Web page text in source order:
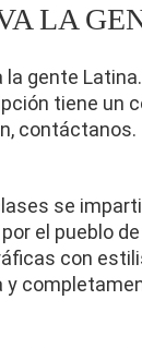
LA
la gente
tiene un
contáctanos.
se
el pueblo de
con
y